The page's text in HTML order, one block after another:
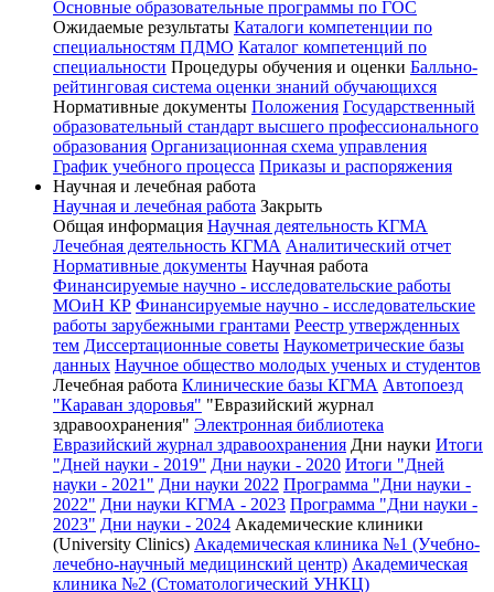
Основные образовательные программы по ГОС
Ожидаемые результаты Каталоги компетенции по
специальностям ПДМО Каталог компетенций по
специальности Процедуры обучения и оценки Балльно-
рейтинговая система оценки знаний обучающихся
Нормативные документы Положения Государственный
образовательный стандарт высшего профессионального
образования Организационная схема управления
График учебного процесса Приказы и распоряжения
Научная и лечебная работа
Научная и лечебная работа Закрыть
Общая информация Научная деятельность КГМА
Лечебная деятельность КГМА Аналитический отчет
Нормативные документы Научная работа
Финансируемые научно - исследовательские работы
МОиН КР Финансируемые научно - исследовательские
работы зарубежными грантами Реестр утвержденных
тем Диссертационные советы Наукометрические базы
данных Научное общество молодых ученых и студентов
Лечебная работа Клинические базы КГМА Автопоезд
"Караван здоровья" "Евразийский журнал
здравоохранения" Электронная библиотека
Евразийский журнал здравоохранения Дни науки Итоги
"Дней науки - 2019" Дни науки - 2020 Итоги "Дней
науки - 2021" Дни науки 2022 Программа "Дни науки -
2022" Дни науки КГМА - 2023 Программа "Дни науки -
2023" Дни науки - 2024 Академические клиники
(University Clinics) Академическая клиника №1 (Учебно-
лечебно-научный медицинский центр) Академическая
клиника №2 (Стоматологический УНКЦ)